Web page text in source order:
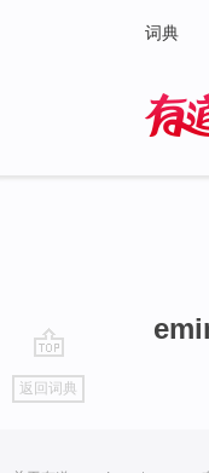
词典
go
top
返回词典